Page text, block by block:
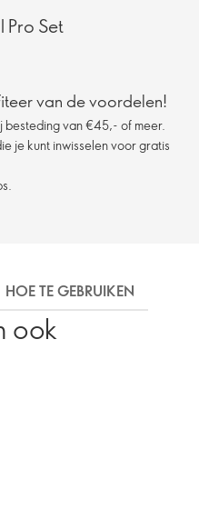
Pro Set
van de voordelen!
van €45,- of meer.
je kunt inwisselen voor gratis
HOE TE GEBRUIKEN
ook